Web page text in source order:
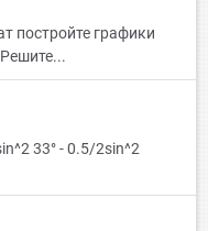
постройте графики
Решите...
33° - 0.5/2sin^2